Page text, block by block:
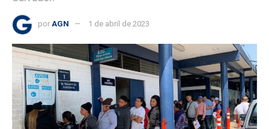
por AGN 1 de abril de 2023